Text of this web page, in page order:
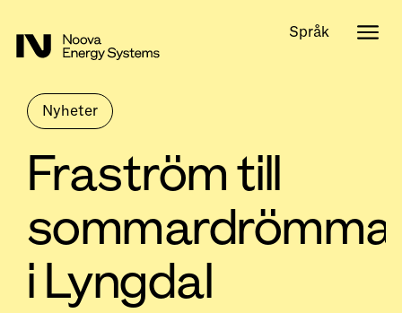
Nyheter
Fraström till
i Lyngdal
Språk